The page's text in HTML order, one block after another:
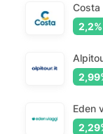
Costa
2,2%
Eden